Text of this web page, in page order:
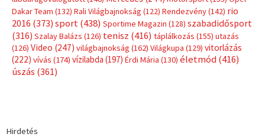
Dakar Team (132) Rali Világbajnokság (122) Rendezvény(142) rio
2016 (373) sport(438) Sportime Magazin (128) szabadidősport
(316) Szalay Balázs (126) tenisz (416) táplálkozás (155) utazás
(126) Video (247) világbajnokság (162) Világkupa (129) vitorlázás
(222) vívás (174) vízilabda (197) Érdi Mária (130) életmód(416)
úszás (361)
Hirdetés